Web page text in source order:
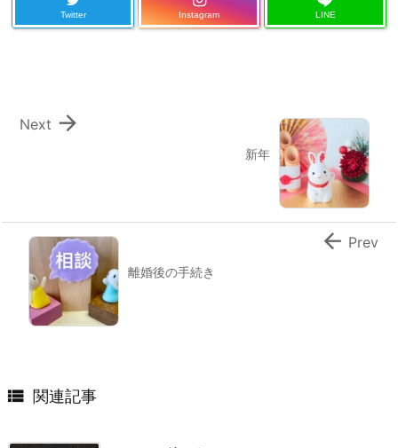
Twitter Instagram LINE
新年

Next
離婚後の手続き
 Prev
 関連記事